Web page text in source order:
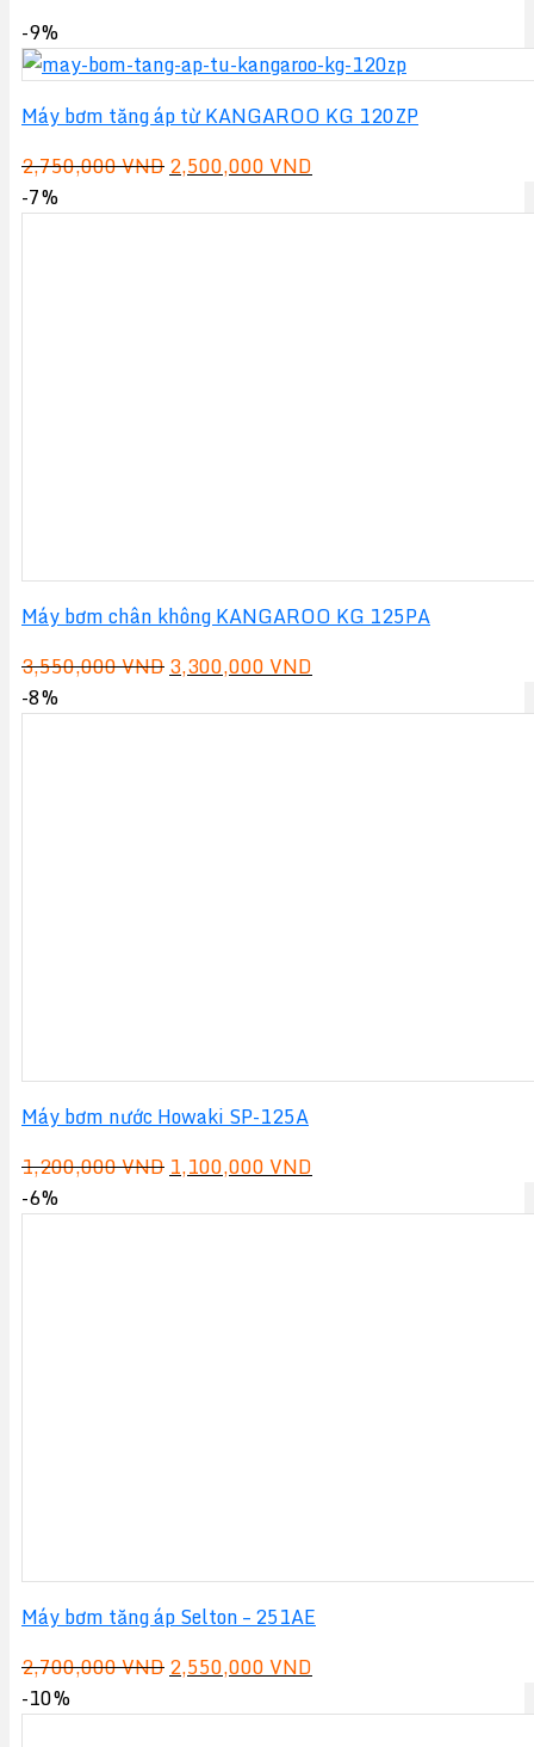
-9%
Máy bơm tăng áp từ KANGAROO KG 120ZP
2,750,000VNDGiá
2,500,000VND
-7%
Máy bơm chân không KANGAROO KG 125PA
3,550,000VNDGiá
3,300,000VND
-8%
Máy bơm nước Howaki SP-125A
1,200,000VND Giá
1,100,000VND
-6%
Máy bơm tăng áp Selton – 251AE
2,700,000VNDGiá
2,550,000VND
-10%